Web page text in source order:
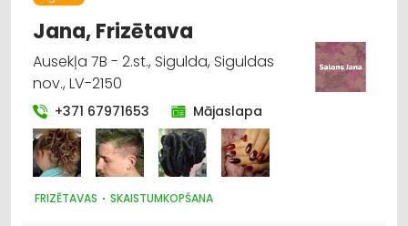
Jana, Frizētava
Ausekļa 7B - 2.st., Sigulda, Siguldas
nov., LV-2150
+371 67971653 Mājaslapa
FRIZĒTAVAS SKAISTUMKOPŠANA